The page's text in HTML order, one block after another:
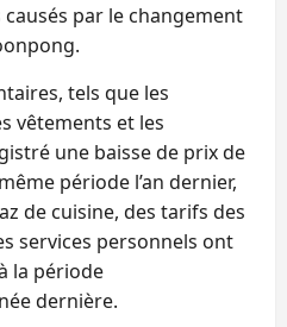
par le changement
tels que les
vêtements et les
une baisse de prix de
période l’an dernier,
de cuisine, des tarifs des
services personnels ont
la période
dernière.